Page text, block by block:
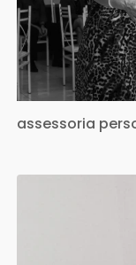
assessoria